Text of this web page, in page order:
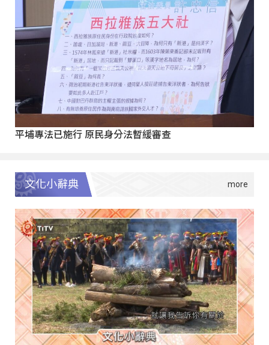
平埔專法已施行 原民身分法暫緩審查
文化小辭典